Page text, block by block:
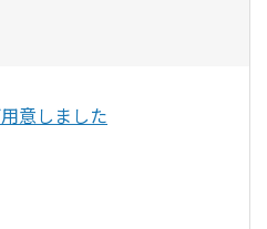
意しました